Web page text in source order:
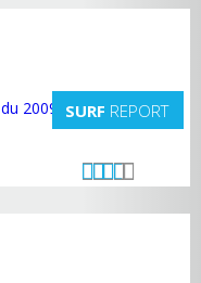
SURF REPORT